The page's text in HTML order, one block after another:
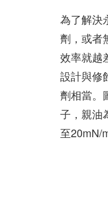
為了解決
劑，或者
效率就越
設計與修
劑相當。
子，親油
至20mN/m